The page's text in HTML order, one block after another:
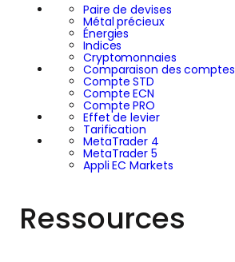
Paire de devises
Métal précieux
Énergies
Indices
Cryptomonnaies
Comparaison des comptes
Compte STD
Compte ECN
Compte PRO
Effet de levier
Tarification
MetaTrader 4
MetaTrader 5
Appli EC Markets
Ressources